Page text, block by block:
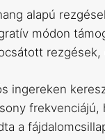
alapú
módon
ingereken
a